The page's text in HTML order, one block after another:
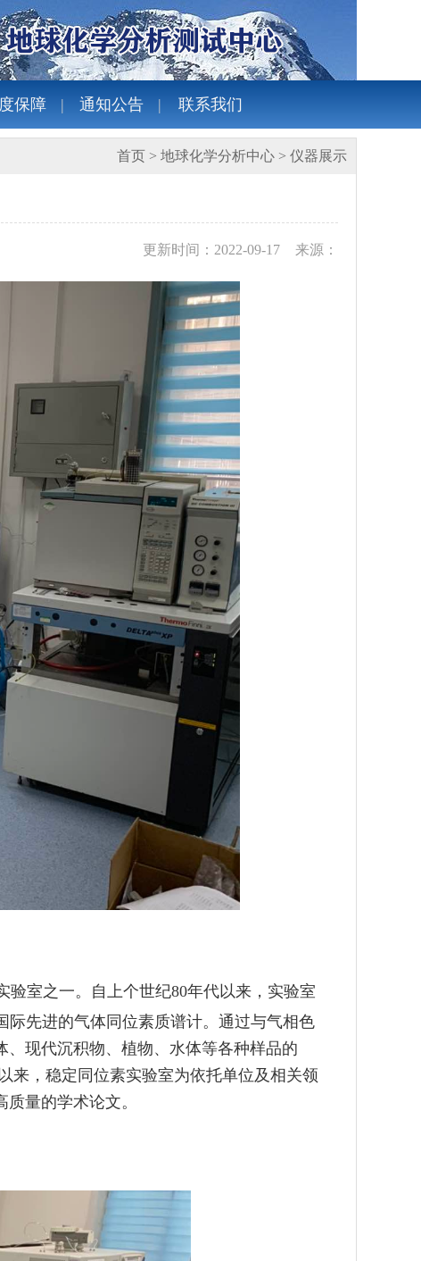
保障 通知公告 联系我们
首页 > 地球化学分析中心 > 仪器展示
更新时间：2022-09-17 来源：
验室之一。自上个世纪80年代以来，实验室
际先进的气体同位素质谱计。通过与气相色
现代沉积物、植物、水体等各种样品的
来，稳定同位素实验室为依托单位及相关领
量的学术论文。